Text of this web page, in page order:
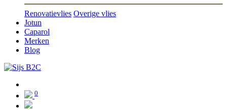
Renovatievlies Overige vlies
Jotun
Caparol
Merken
Blog
0